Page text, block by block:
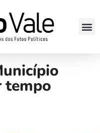
tempo